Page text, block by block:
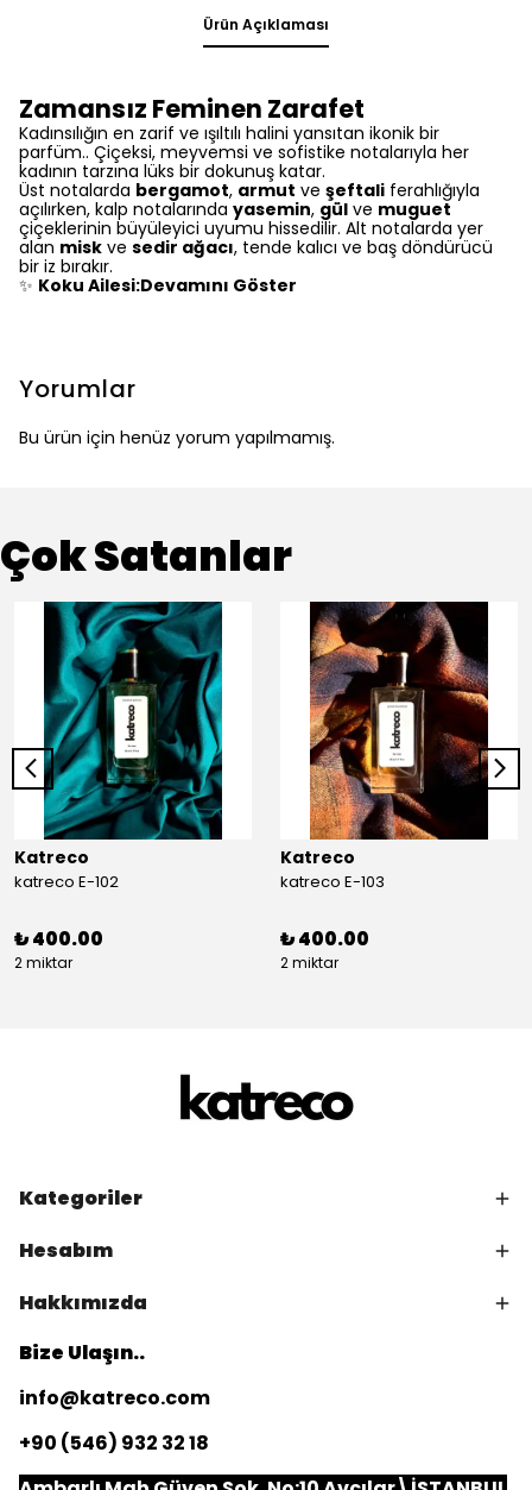
Ürün Açıklaması
Zamansız Feminen Zarafet
Kadınsılığın en zarif ve ışıltılı halini yansıtan ikonik bir
parfüm.. Çiçeksi, meyvemsi ve sofistike notalarıyla her
kadının tarzına lüks bir dokunuş katar.
Üst notalarda bergamot, armut ve şeftali ferahlığıyla
açılırken, kalp notalarında yasemin, gül ve muguet
çiçeklerinin büyüleyici uyumu hissedilir. Alt notalarda yer
alan misk ve sedir ağacı, tende kalıcı ve baş döndürücü
bir iz bırakır.
✨ Koku Ailesi:Devamını Göster
Yorumlar
Bu ürün için henüz yorum yapılmamış.
Çok Satanlar
Katreco
katreco E-102
₺ 400.00
2 miktar
Katreco
katreco E-103
₺ 400.00
2 miktar
Kategoriler
Hesabım
Hakkımızda
Bize Ulaşın..
info@katreco.com
+90 (546) 932 32 18